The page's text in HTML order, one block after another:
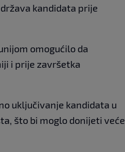
kandidata prije
omogućilo da
i prije završetka
uključivanje kandidata u
što bi moglo donijeti veće